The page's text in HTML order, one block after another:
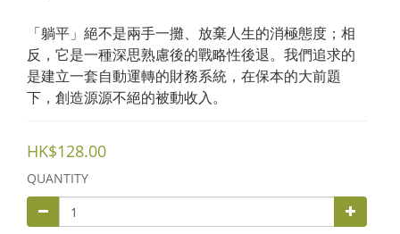
「躺平」絕不是兩手一攤、放棄人生的消極態度；相
反，它是一種深思熟慮後的戰略性後退。我們追求的
是建立一套自動運轉的財務系統，在保本的大前題
下，創造源源不絕的被動收入。
HK$128.00
QUANTITY